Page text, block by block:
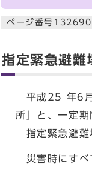
ページ番号132690
指定緊急避難
平成25 年6月
所」と、一定
指定緊急避難
災害時にすべ